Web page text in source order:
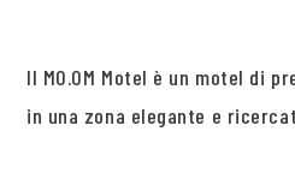
Il MO.OM Motel è un motel di
in una zona elegante e